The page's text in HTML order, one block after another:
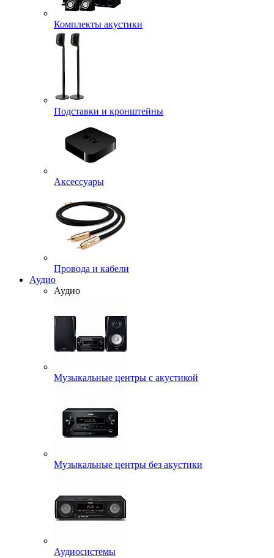
Комплекты акустики
Подставки и кронштейны
Аксессуары
Провода и кабели
Аудио
Аудио
Музыкальные центры с акустикой
Музыкальные центры без акустики
Аудиосистемы